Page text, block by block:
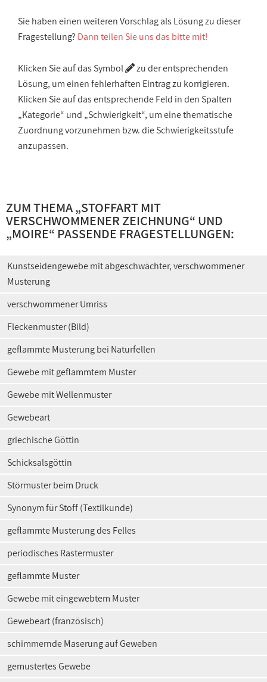
Sie haben einen weiteren Vorschlag als Lösung zu dieser
Fragestellung? Dann teilen Sie uns das bitte mit!
Klicken Sie auf das Symbol
zu der entsprechenden
Lösung, um einen fehlerhaften Eintrag zu korrigieren.
Klicken Sie auf das entsprechende Feld in den Spalten
„Kategorie“ und „Schwierigkeit“, um eine thematische
Zuordnung vorzunehmen bzw. die Schwierigkeitsstufe
anzupassen.
ZUM THEMA „STOFFART MIT
VERSCHWOMMENER ZEICHNUNG“ UND
„MOIRE“ PASSENDE FRAGESTELLUNGEN:
Kunstseidengewebe mit abgeschwächter, verschwommener
Musterung
verschwommener Umriss
Fleckenmuster (Bild)
geflammte Musterung bei Naturfellen
Gewebe mit geflammtem Muster
Gewebe mit Wellenmuster
Gewebeart
griechische Göttin
Schicksalsgöttin
Störmuster beim Druck
Synonym für Stoff (Textilkunde)
geflammte Musterung des Felles
periodisches Rastermuster
geflammte Muster
Gewebe mit eingewebtem Muster
Gewebeart (französisch)
schimmernde Maserung auf Geweben
gemustertes Gewebe